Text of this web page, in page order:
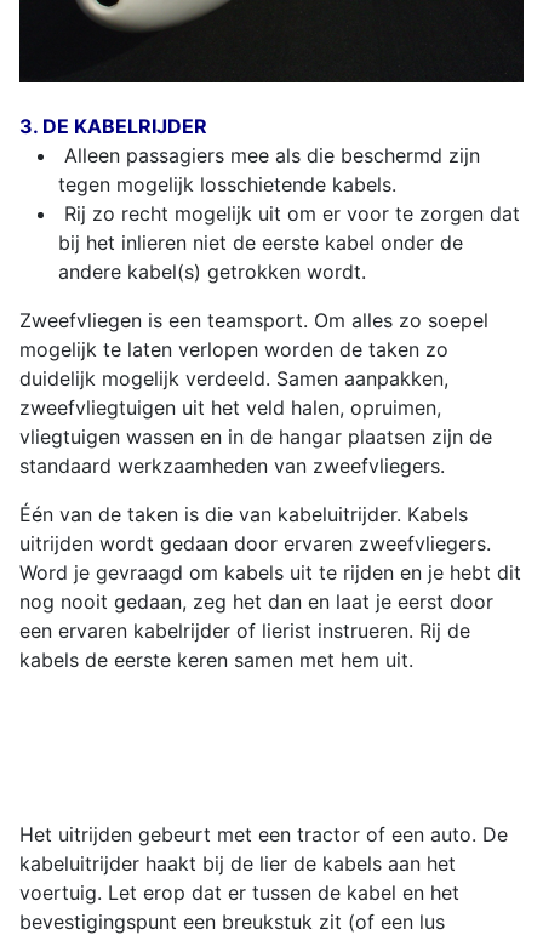
3. DE KABELRIJDER
Alleen passagiers mee als die beschermd zijn
tegen mogelijk losschietende kabels.
Rij zo recht mogelijk uit om er voor te zorgen dat
bij het inlieren niet de eerste kabel onder de
andere kabel(s) getrokken wordt.
Zweefvliegen is een teamsport. Om alles zo soepel
mogelijk te laten verlopen worden de taken zo
duidelijk mogelijk verdeeld. Samen aanpakken,
zweefvliegtuigen uit het veld halen, opruimen,
vliegtuigen wassen en in de hangar plaatsen zijn de
standaard werkzaamheden van zweefvliegers.
Één van de taken is die van kabeluitrijder. Kabels
uitrijden wordt gedaan door ervaren zweefvliegers.
Word je gevraagd om kabels uit te rijden en je hebt dit
nog nooit gedaan, zeg het dan en laat je eerst door
een ervaren kabelrijder of lierist instrueren. Rij de
kabels de eerste keren samen met hem uit.
Het uitrijden gebeurt met een tractor of een auto. De
kabeluitrijder haakt bij de lier de kabels aan het
voertuig. Let erop dat er tussen de kabel en het
bevestigingspunt een breukstuk zit (of een lus